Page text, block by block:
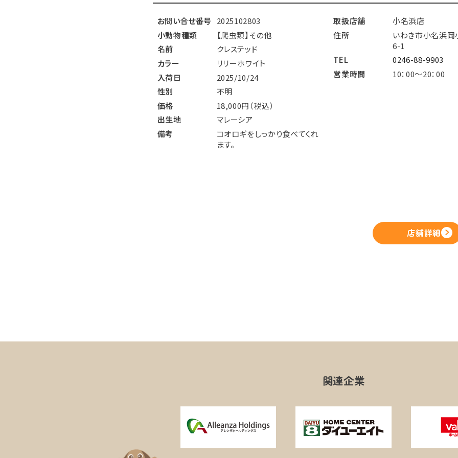
お問い合せ番号
2025102803
小動物種類
【爬虫類】その他
名前
クレステッド
カラー
リリーホワイト
入荷日
2025/10/24
性別
不明
価格
18,000円（税込）
出生地
マレーシア
備考
コオロギをしっかり食べてくれ
ます。
取扱店舗
小名浜店
住所
いわき市小名浜
6-1
TEL
0246-88-9903
営業時間
10：00～20：00
店舗詳細
関連企業